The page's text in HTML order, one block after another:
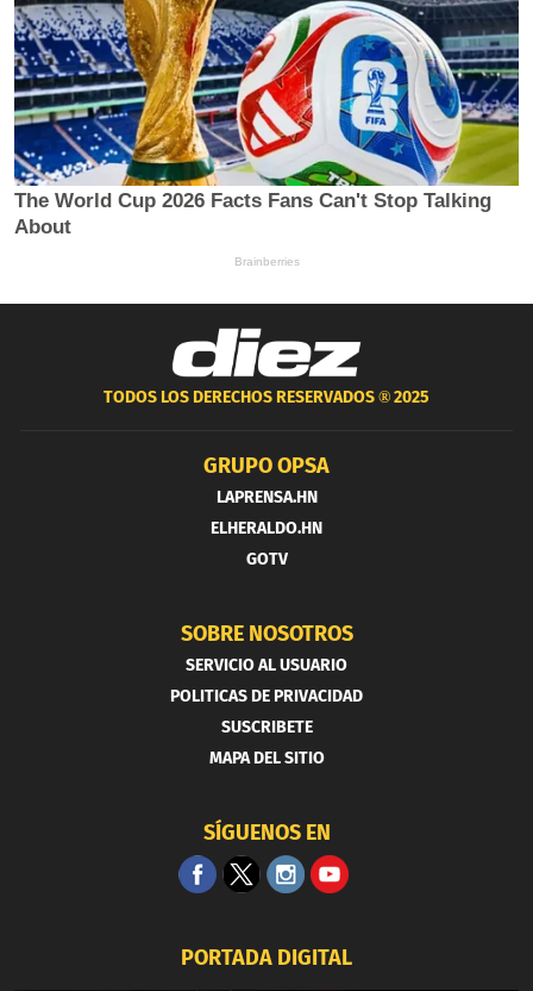
TODOS LOS DERECHOS RESERVADOS ®2025
GRUPO OPSA
LAPRENSA.HN
ELHERALDO.HN
GOTV
SOBRE NOSOTROS
SERVICIO AL USUARIO
POLITICAS DE PRIVACIDAD
SUSCRIBETE
MAPA DEL SITIO
SÍGUENOS EN
PORTADA DIGITAL